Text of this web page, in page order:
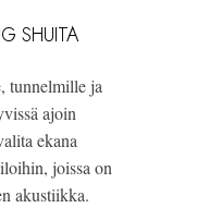
SHUITA
tunnelmille ja
ajoin
ekana
joissa on
akustiikka.